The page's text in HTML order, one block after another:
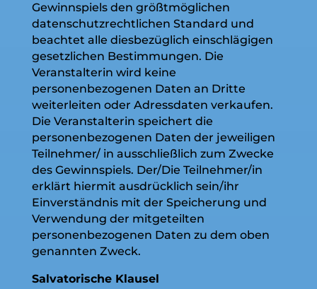
Gewinnspiels den größtmöglichen
datenschutzrechtlichen Standard und
beachtet alle diesbezüglich einschlägigen
gesetzlichen Bestimmungen. Die
Veranstalterin wird keine
personenbezogenen Daten an Dritte
weiterleiten oder Adressdaten verkaufen.
Die Veranstalterin speichert die
personenbezogenen Daten der jeweiligen
Teilnehmer/ in ausschließlich zum Zwecke
des Gewinnspiels. Der/Die Teilnehmer/in
erklärt hiermit ausdrücklich sein/ihr
Einverständnis mit der Speicherung und
Verwendung der mitgeteilten
personenbezogenen Daten zu dem oben
genannten Zweck.
Salvatorische Klausel